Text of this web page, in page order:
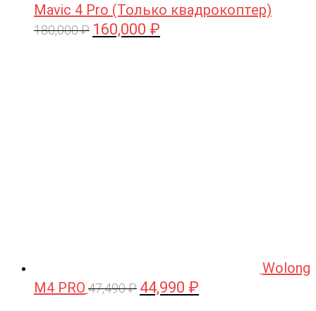
Mavic 4 Pro (Только квадрокоптер)
180,000₽ Первоначальная
160,000 ₽
Wolong
M4 PRO 47,490₽ Первоначальная
44,990 ₽